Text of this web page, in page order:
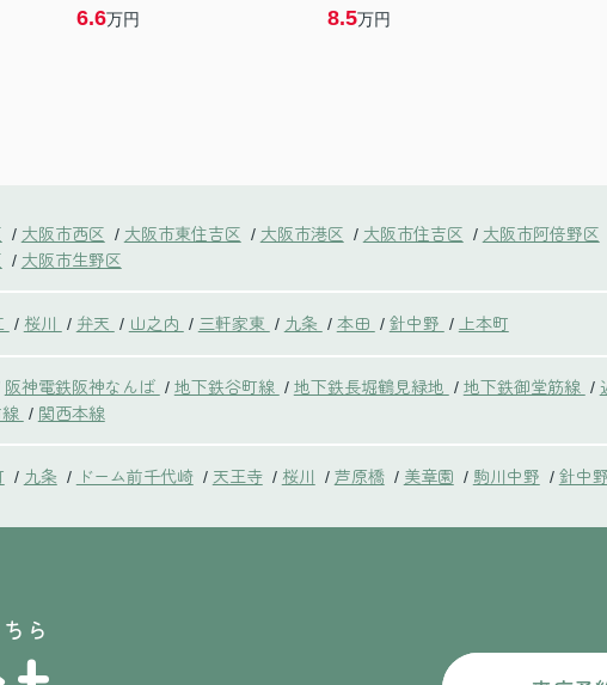
6.6万円 8.5万円
/ 大阪市西区 / 大阪市東住吉区 / 大阪市港区 / 大阪市住吉区 / 大阪市阿倍野区
/ 大阪市生野区
/ 桜川 / 弁天 / 山之内 / 三軒家東 / 九条 / 本田 / 針中野 / 上本町
阪神電鉄阪神なんば / 地下鉄谷町線 / 地下鉄長堀鶴見緑地 / 地下鉄御堂筋線 /
/ 関西本線
/ 九条 / ドーム前千代崎 / 天王寺 / 桜川 / 芦原橋 / 美章園 / 駒川中野 / 針中
ら